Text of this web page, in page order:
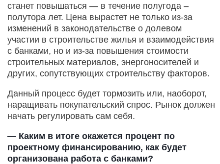
станет повышаться — в течение полугода –
полутора лет. Цена вырастет не только из-за
изменений в законодательстве о долевом
участии в строительстве жилья и взаимодействия
с банками, но и из-за повышения стоимости
строительных материалов, энергоносителей и
других, сопутствующих строительству факторов.
Данный процесс будет тормозить или, наоборот,
наращивать покупательский спрос. Рынок должен
начать регулировать сам себя.
— Каким в итоге окажется процент по
проектному финансированию, как будет
организована работа с банками?